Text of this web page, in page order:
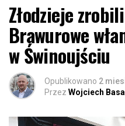
Złodzieje
Brawurowe
w Świnoujściu
Opublikowano 2
Przez Wojciech